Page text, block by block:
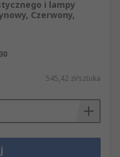
i lampy
Czerwony,
545,42 zł/sztuka